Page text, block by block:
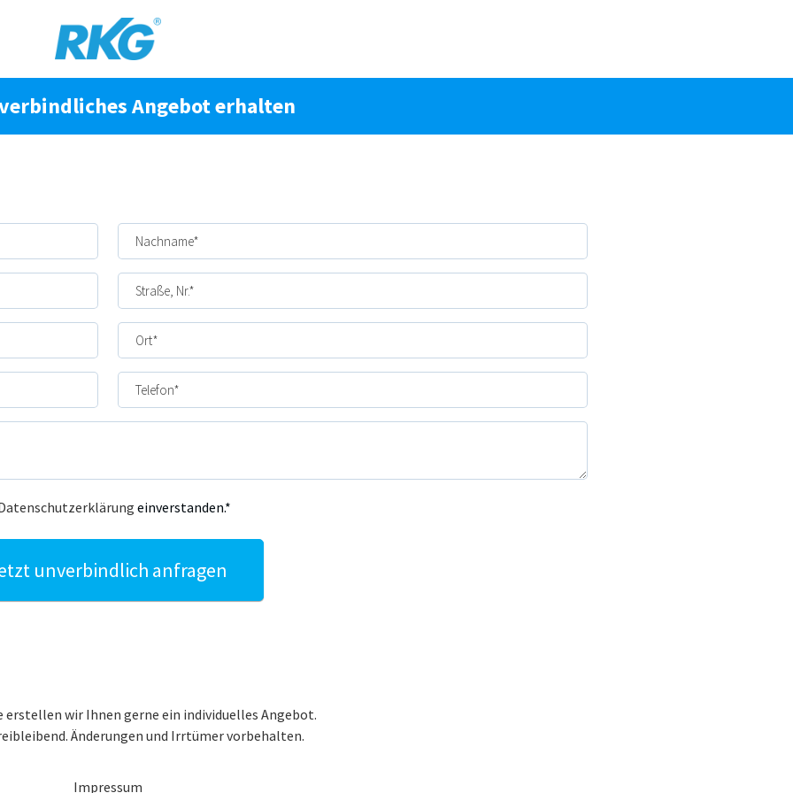
Angebot erhalten
einverstanden.*
unverbindlich anfragen
erstellen wir Ihnen gerne ein individuelles Angebot.
Änderungen und Irrtümer vorbehalten.
Impressum